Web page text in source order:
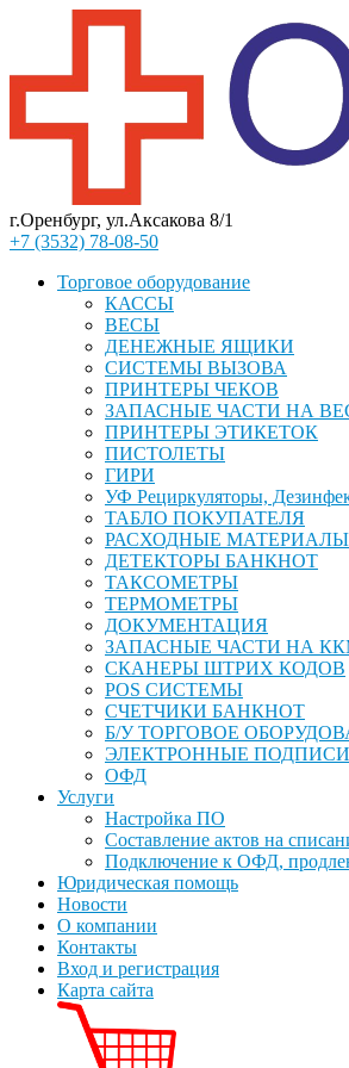
г.Оренбург, ул.Аксакова 8/1
+7 (3532) 78-08-50
Торговое оборудование
КАССЫ
ВЕСЫ
ДЕНЕЖНЫЕ ЯЩИКИ
СИСТЕМЫ ВЫЗОВА
ПРИНТЕРЫ ЧЕКОВ
ЗАПАСНЫЕ ЧАСТИ НА
ПРИНТЕРЫ ЭТИКЕТОК
ПИСТОЛЕТЫ
ГИРИ
УФ Рециркуляторы,
ТАБЛО ПОКУПАТЕЛЯ
РАСХОДНЫЕ
ДЕТЕКТОРЫ БАНКНОТ
ТАКСОМЕТРЫ
ТЕРМОМЕТРЫ
ДОКУМЕНТАЦИЯ
ЗАПАСНЫЕ ЧАСТИ НА
СКАНЕРЫ ШТРИХ КОДОВ
POS СИСТЕМЫ
СЧЕТЧИКИ БАНКНОТ
Б/У ТОРГОВОЕ
ЭЛЕКТРОННЫЕ ПОДПИСИ
ОФД
Услуги
Настройка ПО
Составление актов на
Подключение к ОФД,
Юридическая помощь
Новости
О компании
Контакты
Вход и регистрация
Карта сайта